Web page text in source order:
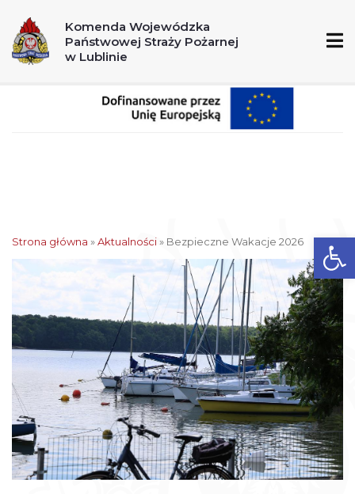
998
Komenda Wojewódzka
Państwowej Straży Pożarnej
w Lublinie
Strona główna »Aktualności» Bezpieczne Wakacje 2026